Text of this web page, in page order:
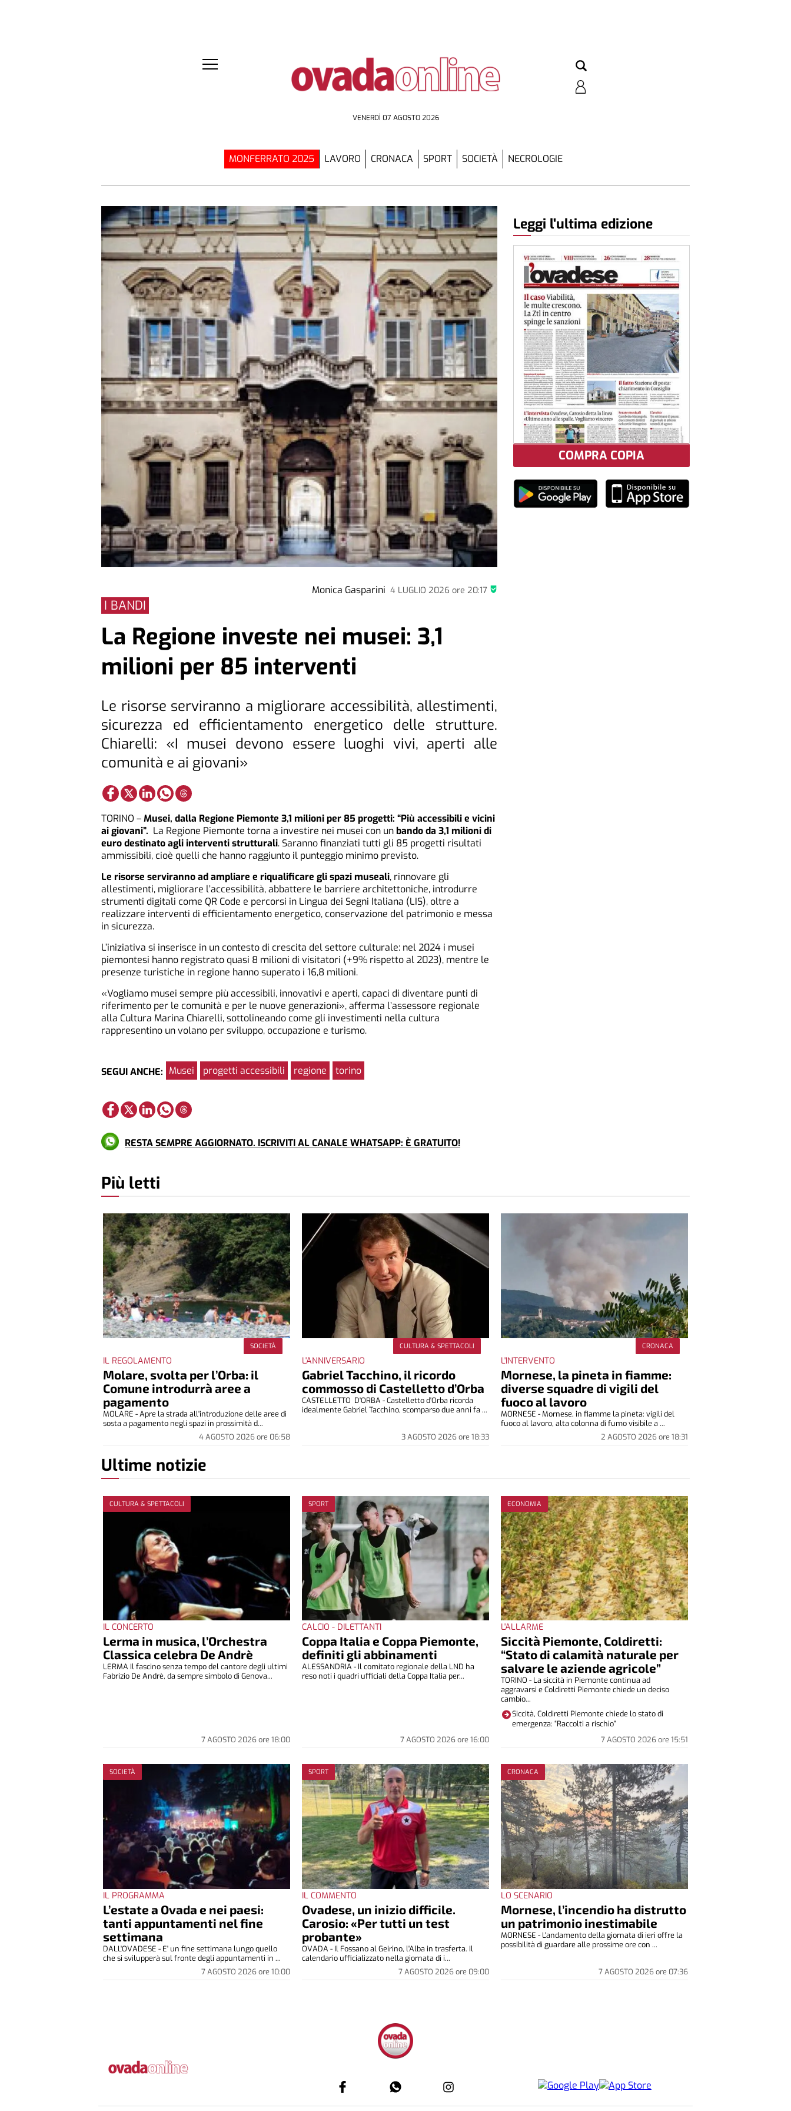
VENERDÌ 07 AGOSTO 2026
MONFERRATO 2025 LAVORO CRONACA SPORT SOCIETÀ NECROLOGIE
Monica Gasparini 4 LUGLIO 2026ore 20:17
I BANDI
La Regione investe nei musei: 3,1
milioni per 85 interventi
Le risorse serviranno a migliorare accessibilità, allestimenti,
sicurezza ed efficientamento energetico delle strutture.
Chiarelli: «I musei devono essere luoghi vivi, aperti alle
comunità e ai giovani»
TORINO –Musei, dalla Regione Piemonte 3,1 milioni per 85 progetti: “Più accessibili e vicini
ai giovani”. La Regione Piemonte torna a investire nei musei con unbando da 3,1 milioni di
euro destinato agli interventi strutturali. Saranno finanziati tutti gli 85 progetti risultati
ammissibili, cioè quelli che hanno raggiunto il punteggio minimo previsto.
Le risorse serviranno ad ampliare e riqualificare gli spazi museali, rinnovare gli
allestimenti, migliorare l’accessibilità, abbattere le barriere architettoniche, introdurre
strumenti digitali come QR Code e percorsi in Lingua dei Segni Italiana (LIS), oltre a
realizzare interventi di efficientamento energetico, conservazione del patrimonio e messa
in sicurezza.
L’iniziativa si inserisce in un contesto di crescita del settore culturale: nel 2024 i musei
piemontesi hanno registrato quasi 8 milioni di visitatori (+9% rispetto al 2023), mentre le
presenze turistiche in regione hanno superato i 16,8 milioni.
«Vogliamo musei sempre più accessibili, innovativi e aperti, capaci di diventare punti di
riferimento per le comunità e per le nuove generazioni», afferma l’assessore regionale
alla Cultura Marina Chiarelli, sottolineando come gli investimenti nella cultura
rappresentino un volano per sviluppo, occupazione e turismo.
SEGUI ANCHE: Musei progetti accessibili regione torino
RESTA SEMPRE AGGIORNATO. ISCRIVITI AL CANALE WHATSAPP: È GRATUITO!
Leggi l'ultima edizione
COMPRA COPIA
Più letti
SOCIETÀ
IL REGOLAMENTO
Molare, svolta per l’Orba: il
Comune introdurrà aree a
pagamento
4 AGOSTO 2026ore 06:58
MOLARE - Apre la strada all'introduzione delle aree di
sosta a pagamento negli spazi in prossimità d...
CULTURA & SPETTACOLI
L'ANNIVERSARIO
Gabriel Tacchino, il ricordo
commosso di Castelletto d’Orba
3 AGOSTO 2026ore 18:33
CASTELLETTO D'ORBA - Castelletto d'Orba ricorda
idealmente Gabriel Tacchino, scomparso due anni fa ...
CRONACA
L'INTERVENTO
Mornese, la pineta in fiamme:
diverse squadre di vigili del
fuoco al lavoro
2 AGOSTO 2026ore 18:31
MORNESE - Mornese, in fiamme la pineta: vigili del
fuoco al lavoro, alta colonna di fumo visibile a ...
Ultime notizie
CULTURA & SPETTACOLI
IL CONCERTO
Lerma in musica, l’Orchestra
Classica celebra De Andrè
7 AGOSTO 2026ore 18:00
LERMA Il fascino senza tempo del cantore degli ultimi
Fabrizio De Andrè, da sempre simbolo di Genova...
SPORT
CALCIO - DILETTANTI
Coppa Italia e Coppa Piemonte,
definiti gli abbinamenti
7 AGOSTO 2026ore 16:00
ALESSANDRIA - Il comitato regionale della LND ha
reso noti i quadri ufficiali della Coppa Italia per...
ECONOMIA
L'ALLARME
Siccità Piemonte, Coldiretti:
“Stato di calamità naturale per
salvare le aziende agricole”
7 AGOSTO 2026ore 15:51
TORINO - La siccità in Piemonte continua ad
aggravarsi e Coldiretti Piemonte chiede un deciso
cambio...
Siccità, Coldiretti Piemonte chiede lo stato di
emergenza: “Raccolti a rischio”
SOCIETÀ
IL PROGRAMMA
L’estate a Ovada e nei paesi:
tanti appuntamenti nel fine
settimana
7 AGOSTO 2026ore 10:00
DALL'OVADESE - E' un fine settimana lungo quello
che si svilupperà sul fronte degli appuntamenti in ...
SPORT
IL COMMENTO
Ovadese, un inizio difficile.
Carosio: «Per tutti un test
probante»
7 AGOSTO 2026ore 09:00
OVADA - Il Fossano al Geirino, l'Alba in trasferta. Il
calendario ufficializzato nella giornata di i...
CRONACA
LO SCENARIO
Mornese, l’incendio ha distrutto
un patrimonio inestimabile
7 AGOSTO 2026ore 07:36
MORNESE - L'andamento della giornata di ieri offre la
possibilità di guardare alle prossime ore con ...